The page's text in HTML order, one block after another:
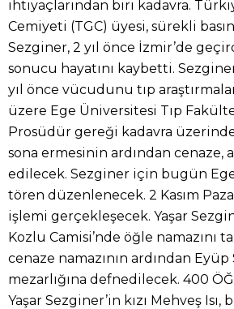
ihtiyaçlarından biri kadavra.
Cemiyeti (TGC) üyesi, sürekli
Sezginer, 2 yıl önce İzmir’de
sonucu hayatını kaybetti.
yıl önce vücudunu tıp
üzere Ege Üniversitesi Tıp
Prosüdür gereği kadavra
sona ermesinin ardından cenaze,
edilecek. Sezginer için bugün
tören düzenlenecek. 2 Kasım
işlemi gerçekleşecek. Yaşar
Kozlu Camisi’nde öğle namazını
cenaze namazının ardından
mezarlığına defnedilecek. 400
Yaşar Sezginer’in kızı Mehveş Isı,